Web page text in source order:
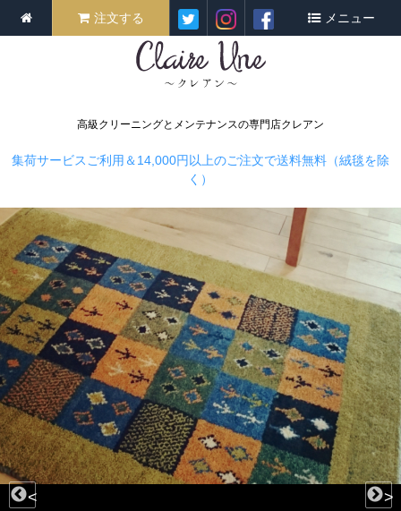
高級クリーニングとメンテナンスの専門店クレアン
注文する メニュー
集荷サービスご利用＆14,000円以上のご注文で送料無料（絨毯を除
く）
< >